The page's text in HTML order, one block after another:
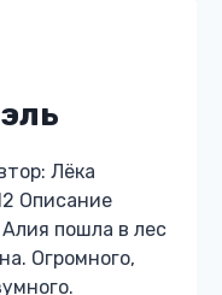
Лёка
Описание
пошла в лес
Огромного,